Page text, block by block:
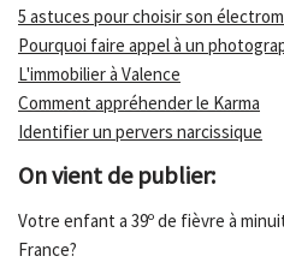
5 astuces pour choisir son
Pourquoi faire appel à un
L'immobilier à Valence
Comment appréhender le Karma
Identifier un pervers narcissique
On vient de publier:
Votre enfant a 39º de fièvre à
France?